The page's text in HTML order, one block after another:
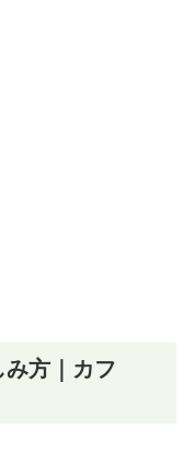
方｜カフ